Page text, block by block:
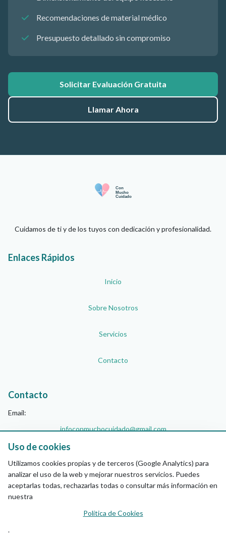
Recomendaciones de material médico
Presupuesto detallado sin compromiso
Solicitar Evaluación Gratuita
Llamar Ahora
Cuidamos de ti y de los tuyos con dedicación y profesionalidad.
Enlaces Rápidos
Inicio
Sobre Nosotros
Servicios
Contacto
Contacto
Email:
infoconmuchocuidado@gmail.com
Teléfono:
+34 744 61 59 78
Síguenos
Uso de cookies
Utilizamos cookies propias y de terceros (Google Analytics) para
analizar el uso de la web y mejorar nuestros servicios. Puedes
aceptarlas todas, rechazarlas todas o consultar más información en
nuestra
Política de Cookies
.